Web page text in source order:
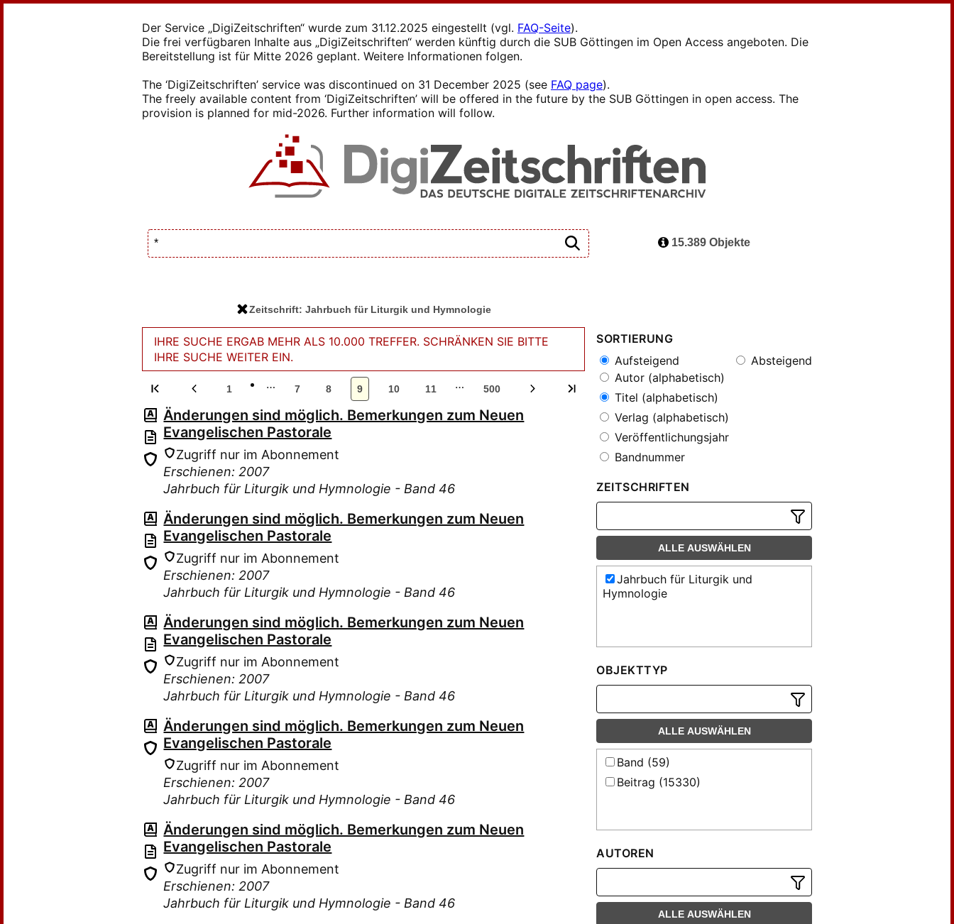
Der Service „DigiZeitschriften“ wurde zum 31.12.2025 eingestellt (vgl. FAQ-Seite).
Die frei verfügbaren Inhalte aus „DigiZeitschriften“ werden künftig durch die SUB Göttingen im Open Access angeboten. Die
Bereitstellung ist für Mitte 2026 geplant. Weitere Informationen folgen.
The ‘DigiZeitschriften’ service was discontinued on 31 December 2025 (see FAQ page).
The freely available content from ‘DigiZeitschriften’ will be offered in the future by the SUB Göttingen in open access. The
provision is planned for mid-2026. Further information will follow.
Zeitschrift: Jahrbuch für Liturgik und Hymnologie
15.389 Objekte
IHRE SUCHE ERGAB MEHR ALS 10.000 TREFFER. SCHRÄNKEN SIE BITTE
IHRE SUCHE WEITER EIN.
1 … 7 8 9 10 11 … 500
Änderungen sind möglich. Bemerkungen zum Neuen
Evangelischen Pastorale
Zugriff nur im Abonnement
Erschienen: 2007
Jahrbuch für Liturgik und Hymnologie - Band 46
Änderungen sind möglich. Bemerkungen zum Neuen
Evangelischen Pastorale
Zugriff nur im Abonnement
Erschienen: 2007
Jahrbuch für Liturgik und Hymnologie - Band 46
Änderungen sind möglich. Bemerkungen zum Neuen
Evangelischen Pastorale
Zugriff nur im Abonnement
Erschienen: 2007
Jahrbuch für Liturgik und Hymnologie - Band 46
Änderungen sind möglich. Bemerkungen zum Neuen
Evangelischen Pastorale
Zugriff nur im Abonnement
Erschienen: 2007
Jahrbuch für Liturgik und Hymnologie - Band 46
Änderungen sind möglich. Bemerkungen zum Neuen
Evangelischen Pastorale
Zugriff nur im Abonnement
Erschienen: 2007
Jahrbuch für Liturgik und Hymnologie - Band 46
SORTIERUNG
Aufsteigend
Absteigend
Autor (alphabetisch)
Titel (alphabetisch)
Verlag (alphabetisch)
Veröffentlichungsjahr
Bandnummer
ZEITSCHRIFTEN
ALLE AUSWÄHLEN
Jahrbuch für Liturgik und
Hymnologie
OBJEKTTYP
ALLE AUSWÄHLEN
Band (59)
Beitrag (15330)
AUTOREN
ALLE AUSWÄHLEN